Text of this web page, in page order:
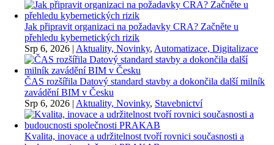
Jak připravit organizaci na požadavky CRA? Začněte u
přehledu kybernetických rizik
Srp 6, 2026 | Aktuality, Novinky, Automatizace, Digitalizace
ČAS rozšířila Datový standard stavby a dokončila další milník
zavádění BIM v Česku
Srp 6, 2026 | Aktuality, Novinky, Stavebnictví
Kvalita, inovace a udržitelnost tvoří rovnici současnosti a